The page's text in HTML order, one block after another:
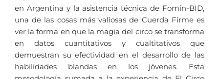
en Argentina y la asistencia técnica de Fomin-BID,
una de las cosas más valiosas de Cuerda Firme es
ver la forma en que la magia del circo se transforma
en datos cuantitativos y cualtitativos que
demuestran su efectividad en el desarrollo de las
habilidades blandas en los jóvenes. Esta